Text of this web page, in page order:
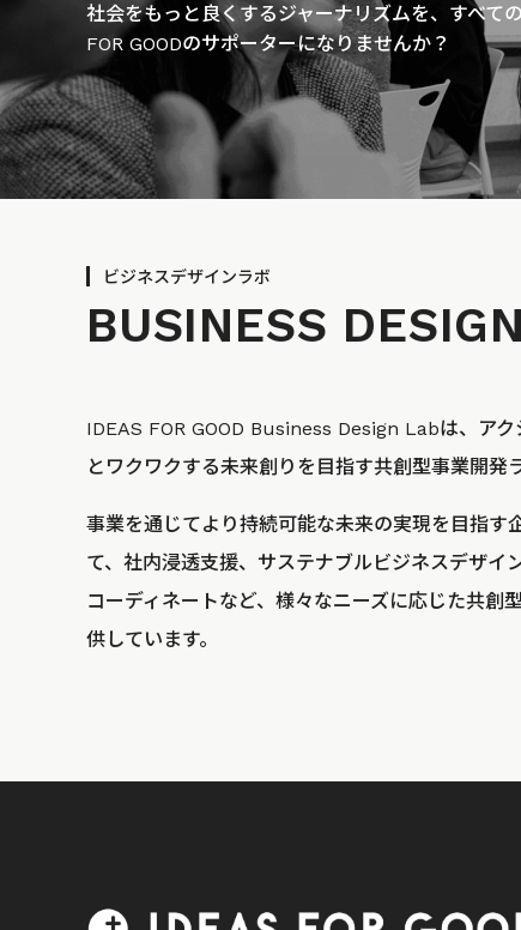
社会をもっと良くするジャーナリズムを、すべて
FOR GOODのサポーターになりませんか？
ビジネスデザインラボ
BUSINESS
IDEAS FOR GOOD Business Design Labは、ア
とワクワクする未来創りを目指す共創型事業開発ラ
事業を通じてより持続可能な未来の実現を目指す
て、社内浸透支援、サステナブルビジネスデザイ
コーディネートなど、様々なニーズに応じた共創
供しています。